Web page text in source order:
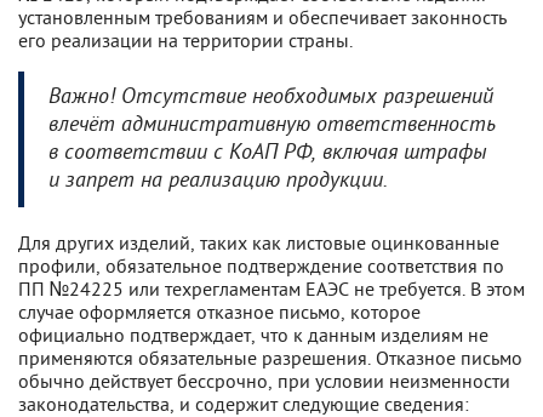
установленным требованиям и обеспечивает законность
его реализации на территории страны.
Важно! Отсутствие необходимых разрешений
влечёт административную ответственность
в соответствии с КоАП РФ, включая штрафы
и запрет на реализацию продукции.
Для других изделий, таких как листовые оцинкованные
профили, обязательное подтверждение соответствия по
ПП №24225 или техрегламентам ЕАЭС не требуется. В этом
случае оформляется отказное письмо, которое
официально подтверждает, что к данным изделиям не
применяются обязательные разрешения. Отказное письмо
обычно действует бессрочно, при условии неизменности
законодательства, и содержит следующие сведения: